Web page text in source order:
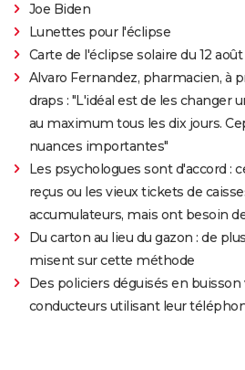
Joe Biden
Lunettes pour l'éclipse
Carte de l'éclipse solaire du 12 août
Alvaro Fernandez, pharmacien, à
draps : "L'idéal est de les changer
au maximum tous les dix jours.
nuances importantes"
Les psychologues sont d'accord :
reçus ou les vieux tickets de
accumulateurs, mais ont besoin
Du carton au lieu du gazon : de
misent sur cette méthode
Des policiers déguisés en
conducteurs utilisant leur